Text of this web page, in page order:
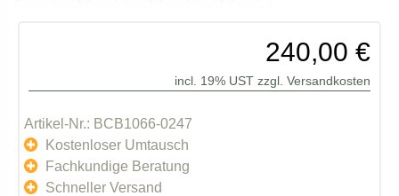
240,00 €
incl. 19% UST zzgl. Versandkosten
Artikel-Nr.: BCB1066-0247
Kostenloser Umtausch
Fachkundige Beratung
Schneller Versand